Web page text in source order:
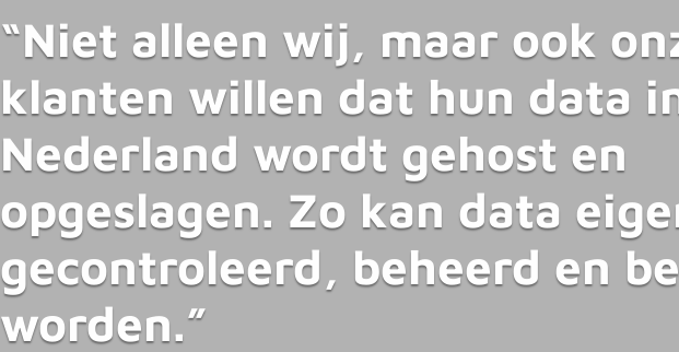
“Niet alleen wij, maar ook
klanten willen dat hun data
Nederland wordt gehost en
opgeslagen. Zo kan data
gecontroleerd, beheerd en
worden.”